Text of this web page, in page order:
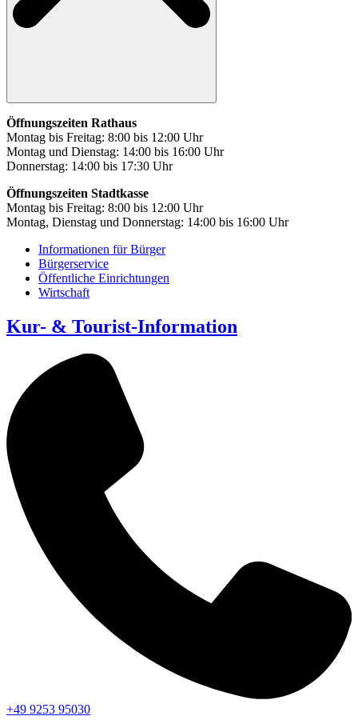
Öffnungszeiten Rathaus
Montag bis Freitag: 8:00 bis 12:00 Uhr
Montag und Dienstag: 14:00 bis 16:00 Uhr
Donnerstag: 14:00 bis 17:30 Uhr
Öffnungszeiten Stadtkasse
Montag bis Freitag: 8:00 bis 12:00 Uhr
Montag, Dienstag und Donnerstag: 14:00 bis 16:00 Uhr
Informationen für Bürger
Bürgerservice
Öffentliche Einrichtungen
Wirtschaft
Kur- & Tourist-Information
+49 9253 95030